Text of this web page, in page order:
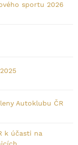
sportu 2026
Autoklubu ČR
k účasti na